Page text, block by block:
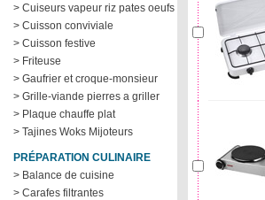
> Cuiseurs vapeur riz pates oeufs
> Cuisson conviviale
> Cuisson festive
> Friteuse
> Gaufrier et croque-monsieur
> Grille-viande pierres a griller
> Plaque chauffe plat
> Tajines Woks Mijoteurs
PRÉPARATION CULINAIRE
> Balance de cuisine
> Carafes filtrantes